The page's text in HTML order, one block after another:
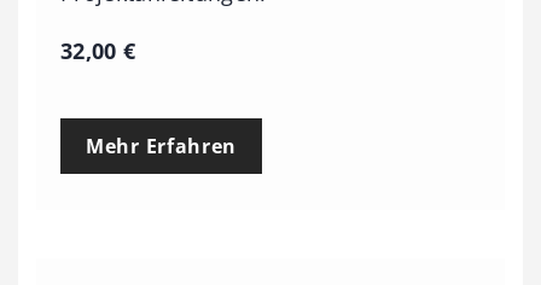
32,00€
Mehr Erfahren